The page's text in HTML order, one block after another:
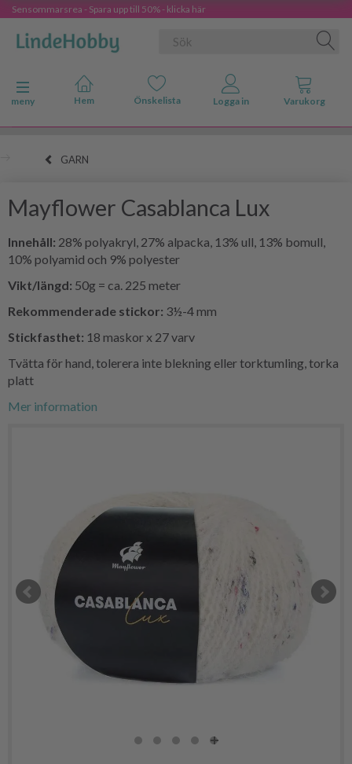
Sensommarsrea - Spara upp till 50% - klicka här
Ändra navigering
meny
GARN
Mayflower Casablanca Lux
Innehåll: 28% polyakryl, 27% alpacka, 13% ull, 13% bomull,
10% polyamid och 9% polyester
Vikt/längd: 50g = ca. 225 meter
Rekommenderade stickor: 3½-4 mm
Stickfasthet: 18 maskor x 27 varv
Tvätta för hand, tolerera inte blekning eller torktumling, torka
platt
Mer information